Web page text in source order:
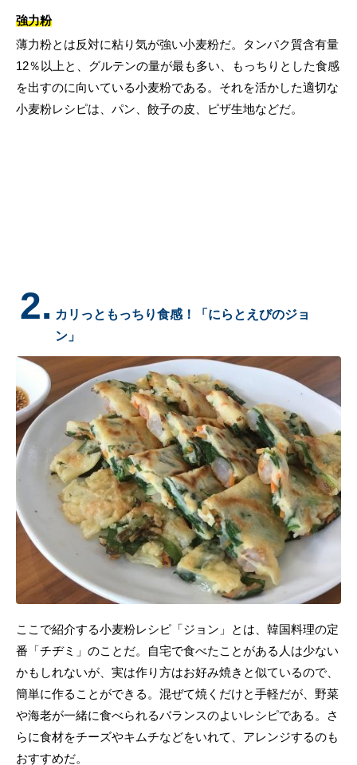
強力粉
薄力粉とは反対に粘り気が強い小麦粉だ。タンパク質含有量
12％以上と、グルテンの量が最も多い、もっちりとした食感
を出すのに向いている小麦粉である。それを活かした適切な
小麦粉レシピは、パン、餃子の皮、ピザ生地などだ。
2. カリっともっちり食感！「にらとえびのジョ
ン」
ここで紹介する小麦粉レシピ「ジョン」とは、韓国料理の定
番「チヂミ」のことだ。自宅で食べたことがある人は少ない
かもしれないが、実は作り方はお好み焼きと似ているので、
簡単に作ることができる。混ぜて焼くだけと手軽だが、野菜
や海老が一緒に食べられるバランスのよいレシピである。さ
らに食材をチーズやキムチなどをいれて、アレンジするのも
おすすめだ。